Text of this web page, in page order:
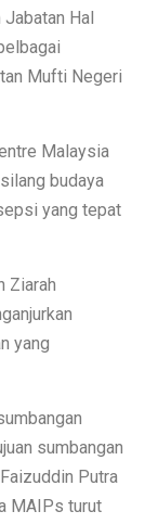
Hal
Mufti Negeri
Malaysia
budaya
yang tepat
Ziarah
yang
sumbangan
Putra
MAIPs turut